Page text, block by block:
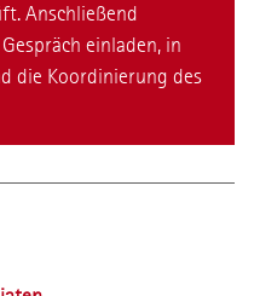
Anschließend
einladen, in
die Koordinierung des